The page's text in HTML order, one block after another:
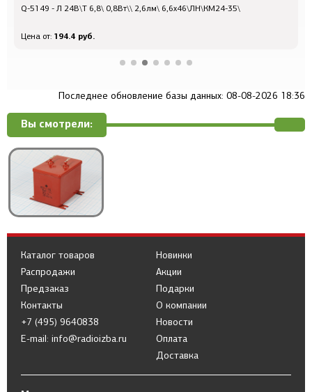
Q-5149 - Л 24В\T 6,8\ 0,8Вт\\ 2,6лм\ 6,6x46\ЛН\КМ24-35\
Цена от: 194.4 руб.
Последнее обновление базы данных: 08-08-2026 18:36
Вы смотрели:
Каталог товаров
Распродажи
Предзаказ
Новинки
Акции
Подарки
Контакты
+7 (495) 9640838
E-mail: info@radioizba.ru
О компании
Новости
Оплата
Доставка